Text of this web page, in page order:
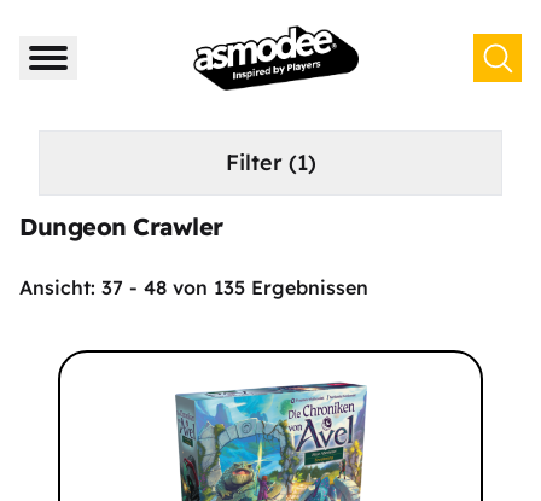
Filter (1)
Dungeon Crawler
Ansicht: 37 - 48 von 135 Ergebnissen